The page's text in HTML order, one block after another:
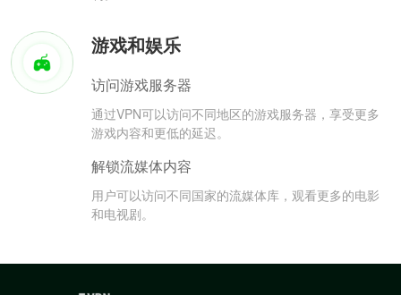
游戏和娱乐
访问游戏服务器
通过VPN可以访问不同地区的游戏服务器，享受更多
游戏内容和更低的延迟。
解锁流媒体内容
用户可以访问不同国家的流媒体库，观看更多的电影
和电视剧。